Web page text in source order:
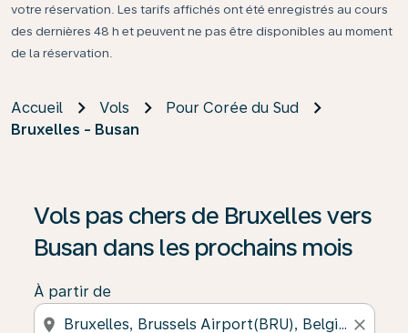
votre réservation. Les tarifs affichés ont été enregistrés au cours
des dernières 48 h et peuvent ne pas être disponibles au moment
de la réservation.
Accueil Vols
Pour Corée du Sud
Bruxelles - Busan
Vols pas chers de Bruxelles vers
Busan dans les prochains mois
À partir de
location_on close
Si aucun résultat n’est disponible, cliquez sur «